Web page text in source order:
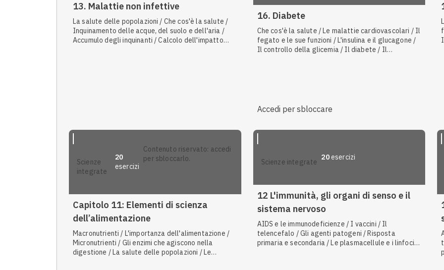
13. Malattie non infettive
La salute delle popolazioni / Che cos'è la salute /
Inquinamento delle acque, del suolo e dell'aria /
Accumulo degli inquinanti / Calcolo dell'impatto
16. Diabete
Che cos'è la salute / Le malattie cardiovascolari / Il
fegato e le sue funzioni / L'insulina e il glucagone /
Il controllo della glicemia / Il diabete / Il
Accedi per sbloccare
scienze
integrate
20
esercizi
contenuto riservato: accedi
per sbloccarlo.
Capitolo 11: Elementi di scienza
dell’alimentazione
Macronutrienti / L'importanza dell'alimentazione /
Micronutrienti / Gli enzimi che agiscono nella
digestione / La salute delle popolazioni / Le
scienze integrate
20esercizi
12 L'immunità, gli organi di senso e il
sistema nervoso
AIDS e le immunodeficienze / I vaccini / Il
telencefalo / Gli agenti patogeni / Risposta
primaria e secondaria / Le plasmacellule e i linfociti